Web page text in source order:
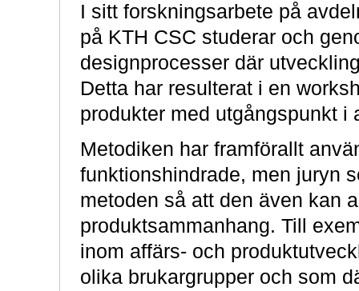
I sitt forskningsarbete på
på KTH CSC studerar och
designprocesser där
Detta har resulterat i en
produkter med utgångspunkt i
Metodiken har framförallt
funktionshindrade, men juryn
metoden så att den även kan
produktsammanhang. Till
inom affärs- och
olika brukargrupper och som